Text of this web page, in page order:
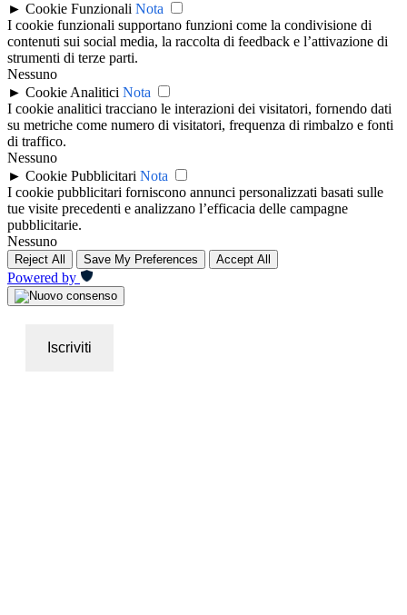
► Cookie Funzionali Nota
I cookie funzionali supportano funzioni come la condivisione di
contenuti sui social media, la raccolta di feedback e l’attivazione di
strumenti di terze parti.
Nessuno
► Cookie Analitici Nota
I cookie analitici tracciano le interazioni dei visitatori, fornendo dati
su metriche come numero di visitatori, frequenza di rimbalzo e fonti
di traffico.
Nessuno
► Cookie Pubblicitari Nota
I cookie pubblicitari forniscono annunci personalizzati basati sulle
tue visite precedenti e analizzano l’efficacia delle campagne
pubblicitarie.
Nessuno
Reject All Save My Preferences Accept All
Powered by
Iscriviti